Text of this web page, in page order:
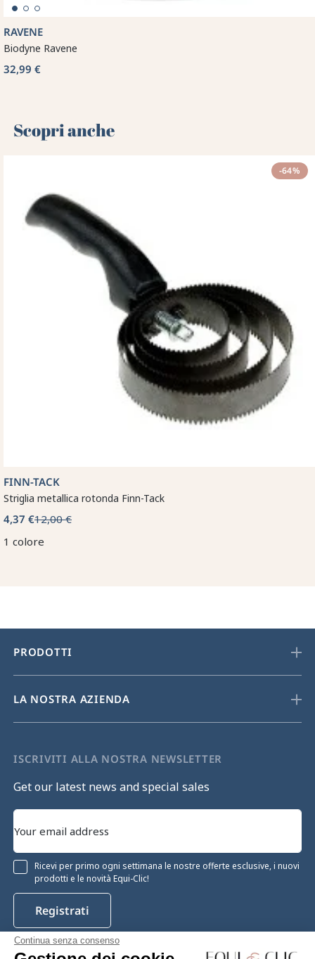
Continua senza consenso
RAVENE
Biodyne Ravene
32,99 €
Scopri anche 🌻
-64%
FINN-TACK
Striglia metallica rotonda Finn-Tack
4,37 €12,00 €
1 colore
PRODOTTI
LA NOSTRA AZIENDA
ISCRIVITI ALLA NOSTRA NEWSLETTER
Get our latest news and special sales
Ricevi per primo ogni settimana le nostre offerte esclusive, i nuovi
prodotti e le novità Equi-Clic!
Registrati